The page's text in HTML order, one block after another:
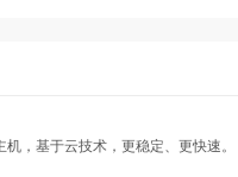
，基于云技术，更稳定、更快速。